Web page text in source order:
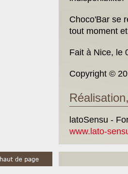
Choco'Bar se
tout moment
Fait à Nice, le
Copyright ©
latoSensu -
www.lato-